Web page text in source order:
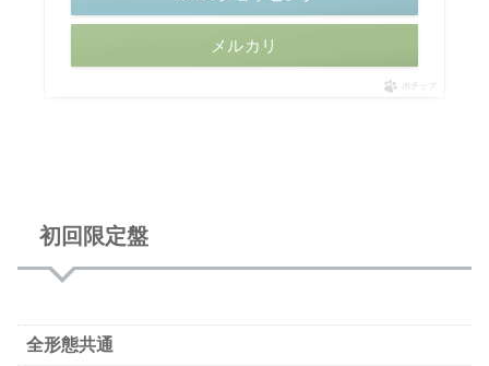
メルカリ
ポチップ
初回限定盤
全形態共通